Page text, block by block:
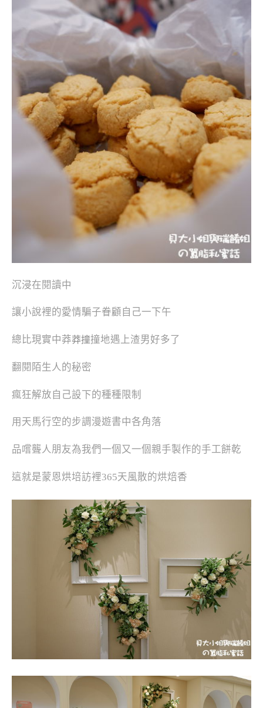
沉浸在閱讀中
讓小說裡的愛情騙子眷顧自己一下午
總比現實中莽莽撞撞地遇上渣男好多了
翻閱陌生人的秘密
瘋狂解放自己設下的種種限制
用天馬行空的步調漫遊書中各角落
品嚐聾人朋友為我們一個又一個親手製作的手工餅乾
這就是蒙恩烘培訪裡365天風散的烘焙香